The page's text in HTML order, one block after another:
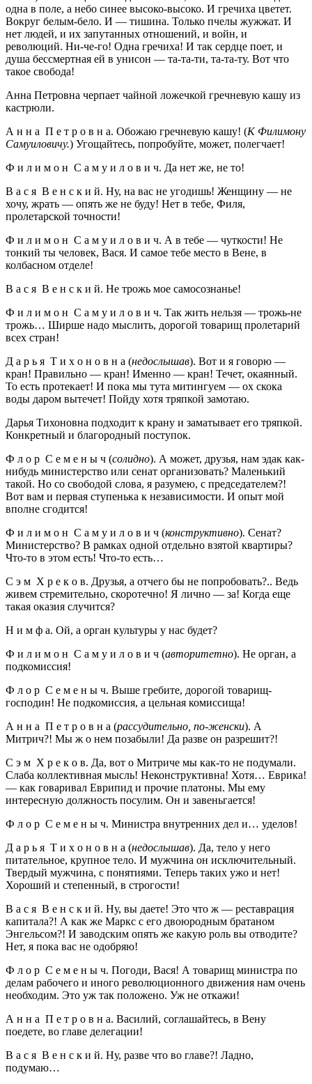
одна в поле, а небо синее высоко-высоко. И гречиха цветет.
Вокруг белым-бело. И — тишина. Только пчелы жужжат. И
нет людей, и их запутанных отношений, и войн, и
революций. Ни-че-го! Одна гречиха! И так сердце поет, и
душа бессмертная ей в унисон — та-та-ти, та-та-ту. Вот что
такое свобода!
Анна Петровна черпает чайной ложечкой гречневую кашу из
кастрюли.
А н н а П е т р о в н а. Обожаю гречневую кашу! (К Филимону
Самуиловичу.) Угощайтесь, попробуйте, может, полегчает!
Ф и л и м о н С а м у и л о в и ч. Да нет же, не то!
В а с я В е н с к и й. Ну, на вас не угодишь! Женщину — не
хочу, жрать — опять же не буду! Нет в тебе, Филя,
пролетарской точности!
Ф и л и м о н С а м у и л о в и ч. А в тебе — чуткости! Не
тонкий ты человек, Вася. И самое тебе место в Вене, в
колбасном отделе!
В а с я В е н с к и й. Не трожь мое самосознанье!
Ф и л и м о н С а м у и л о в и ч. Так жить нельзя — трожь-не
трожь… Ширше надо мыслить, дорогой товарищ пролетарий
всех стран!
Д а р ь я Т и х о н о в н а (недослышав). Вот и я говорю —
кран! Правильно — кран! Именно — кран! Течет, окаянный.
То есть протекает! И пока мы тута митингуем — ох скока
воды даром вытечет! Пойду хотя тряпкой замотаю.
Дарья Тихоновна подходит к крану и заматывает его тряпкой.
Конкретный и благородный поступок.
Ф л о р С е м е н ы ч (солидно). А может, друзья, нам эдак как-
нибудь министерство или сенат организовать? Маленький
такой. Но со свободой слова, я разумею, с председателем?!
Вот вам и первая ступенька к независимости. И опыт мой
вполне сгодится!
Ф и л и м о н С а м у и л о в и ч (конструктивно). Сенат?
Министерство? В рамках одной отдельно взятой квартиры?
Что-то в этом есть! Что-то есть…
С э м Х р е к о в. Друзья, а отчего бы не попробовать?.. Ведь
живем стремительно, скоротечно! Я лично — за! Когда еще
такая оказия случится?
Н и м ф а. Ой, а орган культуры у нас будет?
Ф и л и м о н С а м у и л о в и ч (авторитетно). Не орган, а
подкомиссия!
Ф л о р С е м е н ы ч. Выше гребите, дорогой товарищ-
господин! Не подкомиссия, а цельная комиссища!
А н н а П е т р о в н а (рассудительно, по-женски). А
Митрич?! Мы ж о нем позабыли! Да разве он разрешит?!
С э м Х р е к о в. Да, вот о Митриче мы как-то не подумали.
Слаба коллективная мысль! Неконструктивна! Хотя… Еврика!
— как говаривал Еврипид и прочие платоны. Мы ему
интересную должность посулим. Он и завеньгается!
Ф л о р С е м е н ы ч. Министра внутренних дел и… уделов!
Д а р ь я Т и х о н о в н а (недослышав). Да, тело у него
питательное, крупное тело. И мужчина он исключительный.
Твердый мужчина, с понятиями. Теперь таких ужо и нет!
Хороший и степенный, в строгости!
В а с я В е н с к и й. Ну, вы даете! Это что ж — реставрация
капитала?! А как же Маркс с его двоюродным братаном
Энгельсом?! И заводским опять же какую роль вы отводите?
Нет, я пока вас не одобряю!
Ф л о р С е м е н ы ч. Погоди, Вася! А товарищ министра по
делам рабочего и иного революционного движения нам очень
необходим. Это уж так положено. Уж не откажи!
А н н а П е т р о в н а. Василий, соглашайтесь, в Вену
поедете, во главе делегации!
В а с я В е н с к и й. Ну, разве что во главе?! Ладно,
подумаю…